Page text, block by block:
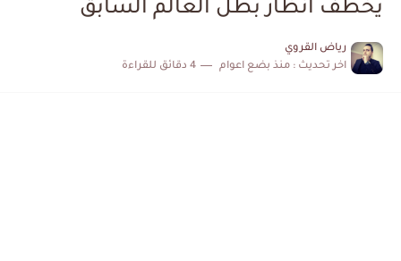
كابتن مانشستر يونايتد يدعم حنبعل المجبري
يخطف انظار بطل العالم السابق
رياض القروي
اخر تحديث : منذ بضع اعوام 4 دقائق للقراءة